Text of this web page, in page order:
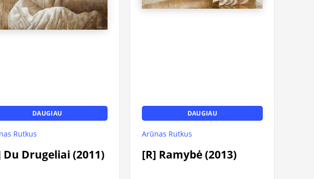
DAUGIAU
Rutkus
Du Drugeliai (2011)
DAUGIAU
Arūnas Rutkus
[R] Ramybė (2013)